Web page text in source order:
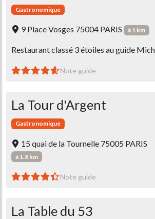
Gastronomique
9 Place Vosges 75004 PARIS à 1 km
Restaurant classé 3 étoiles au guide
Note guide
La Tour d'Argent
Gastronomique
15 quai de la Tournelle 75005 PARIS
à 1.8 km
Note guide
La Table du 53